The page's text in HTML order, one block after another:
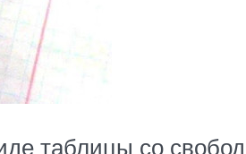
таблицы со